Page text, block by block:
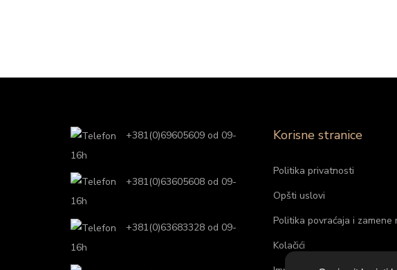
+381(0)69605609 od 09-
16h
+381(0)63605608 od 09-
16h
+381(0)63683328 od 09-
16h
Korisne stranice
Politika privatnosti
Opšti uslovi
Politika povraćaja i zamene
Kolačići